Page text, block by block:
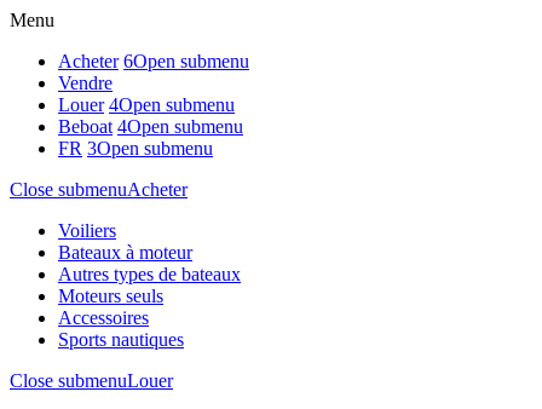
Menu
Acheter 6Open submenu
Vendre
Louer 4Open submenu
Beboat 4Open submenu
FR 3Open submenu
Close submenuAcheter
Voiliers
Bateaux à moteur
Autres types de bateaux
Moteurs seuls
Accessoires
Sports nautiques
Close submenuLouer